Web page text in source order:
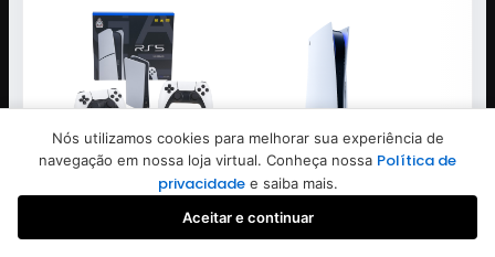
Buscar Iniciar sessão
Nós utilizamos cookies para melhorar sua experiência de
navegação em nossa loja virtual. Conheça nossa Política de
privacidade e saiba mais.
Aceitar e continuar
GAME STICK GAMEPAD RS5
3 JOGO PRETO/BRANCO
SONY
GAME PS5 SEMI NOVO SEM
GARANTIA